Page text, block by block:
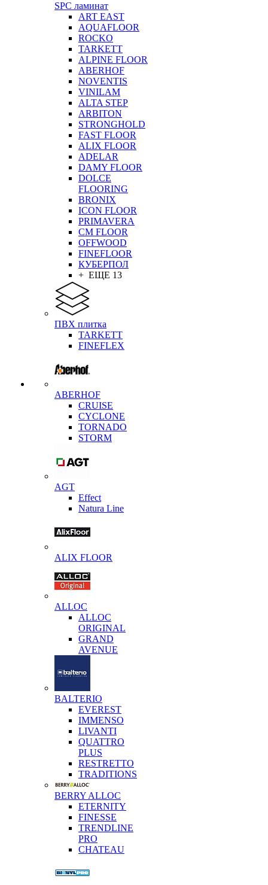
SPC ламинат
ART EAST
AQUAFLOOR
ROCKO
TARKETT
ALPINE FLOOR
ABERHOF
NOVENTIS
VINILAM
ALTA STEP
ARBITON
STRONGHOLD
FAST FLOOR
ALIX FLOOR
ADELAR
DAMY FLOOR
DOLCE
FLOORING
BRONIX
ICON FLOOR
PRIMAVERA
CM FLOOR
OFFWOOD
FINEFLOOR
КУБЕРПОЛ
+ ЕЩЕ 13
ПВХ плитка
TARKETT
FINEFLEX
ABERHOF
CRUISE
CYCLONE
TORNADO
STORM
AGT
Effect
Natura Line
ALIX FLOOR
ALLOC
ALLOC
ORIGINAL
GRAND
AVENUE
BALTERIO
EVEREST
IMMENSO
LIVANTI
QUATTRO
PLUS
RESTRETTO
TRADITIONS
BERRY ALLOC
ETERNITY
FINESSE
TRENDLINE
PRO
CHATEAU